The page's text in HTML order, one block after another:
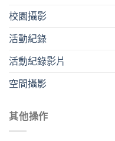
校園攝影
活動紀錄
活動紀錄影片
空間攝影
其他操作